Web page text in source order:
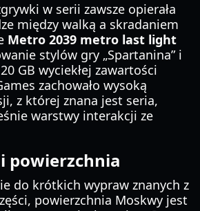
w serii zawsze opierała
między walką a skradaniem
Metro 2039 metro last light
stylów gry „Spartanina” i
GB wyciekłej zawartości
zachowało wysoką
z której znana jest seria,
warstwy interakcji ze
powierzchnia
do krótkich wypraw znanych z
powierzchnia Moskwy jest